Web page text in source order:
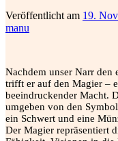
Veröffentlicht am 19.
manu
Nachdem unser Narr den
trifft er auf den Magier –
beeindruckender Macht.
umgeben von den
ein Schwert und eine
Der Magier repräsentiert